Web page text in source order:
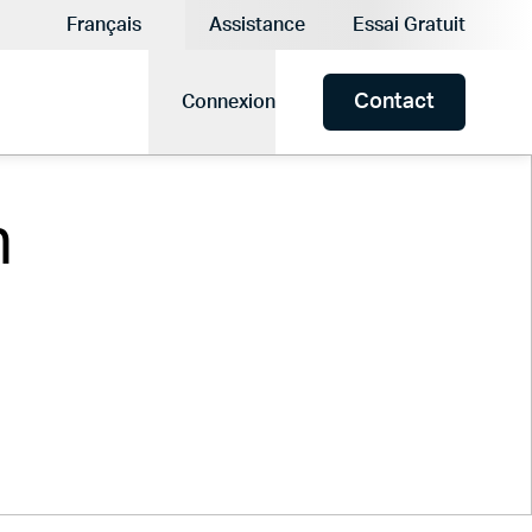
actuelle:Français
Assistance Essai Gratuit
Connexion Contact